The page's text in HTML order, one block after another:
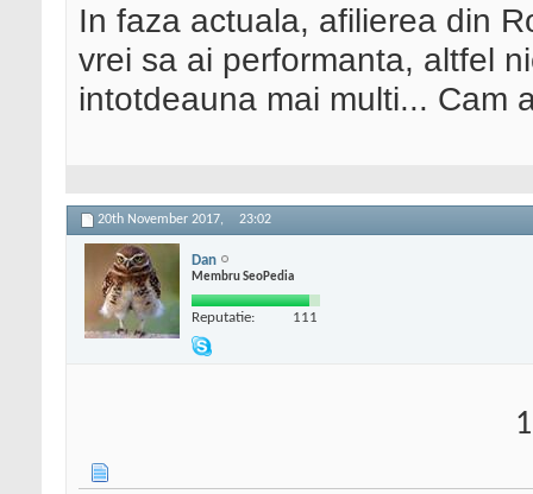
In faza actuala, afilierea din
vrei sa ai performanta, altfel
intotdeauna mai multi... Cam
20th November 2017, 23:02
Dan
Membru SeoPedia
Reputatie: 111